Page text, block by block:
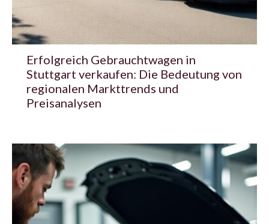
Erfolgreich Gebrauchtwagen in
Stuttgart verkaufen: Die Bedeutung von
regionalen Markttrends und
Preisanalysen